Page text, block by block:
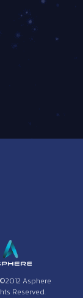
Asphere
Reserved.